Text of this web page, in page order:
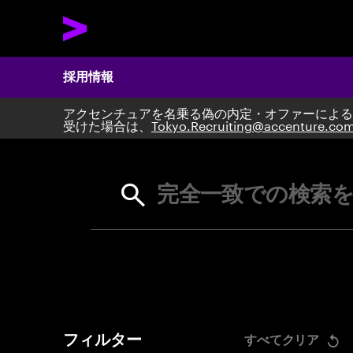
採用情報
アクセンチュアを名乗る偽の内定・オファーによ
受けた場合は、
Search
完全一致での検索
フィルター すべてクリア